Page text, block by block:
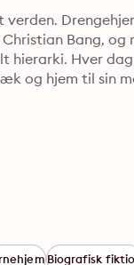
Bang, og
hierarki. Hver
og hjem til sin
Biografisk